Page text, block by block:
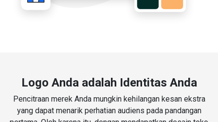
Logo Anda adalah Identitas Anda
Pencitraan merek Anda mungkin kehilangan kesan ekstra
yang dapat menarik perhatian audiens pada pandangan